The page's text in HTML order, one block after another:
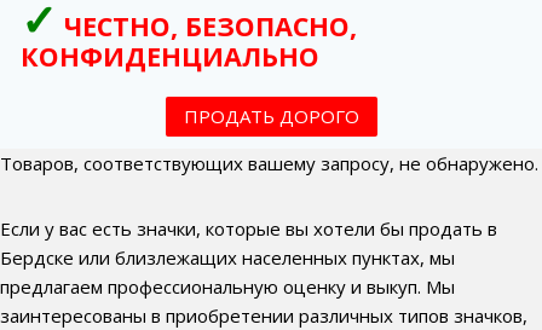
ЧЕСТНО, БЕЗОПАСНО,
КОНФИДЕНЦИАЛЬНО
ПРОДАТЬ ДОРОГО
Товаров, соответствующих вашему запросу, не обнаружено.
Если у вас есть значки, которые вы хотели бы продать в
Бердске или близлежащих населенных пунктах, мы
предлагаем профессиональную оценку и выкуп. Мы
заинтересованы в приобретении различных типов значков,